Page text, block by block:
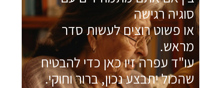
רגישה
פשוט רוצים לעשות סדר
עפרה זיו כאן כדי להבטיח
יתבצע נכון, ברור וחוקי.